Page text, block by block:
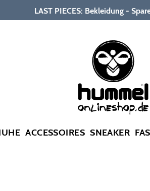
LAST PIECES: Bekleidung -
ACCESSOIRES SNEAKER